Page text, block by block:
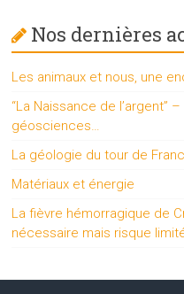
Nos dernières
Les animaux et nous, une
“La Naissance de l’argent”
géosciences…
La géologie du tour de
Matériaux et énergie
La fièvre hémorragique de
nécessaire mais risque